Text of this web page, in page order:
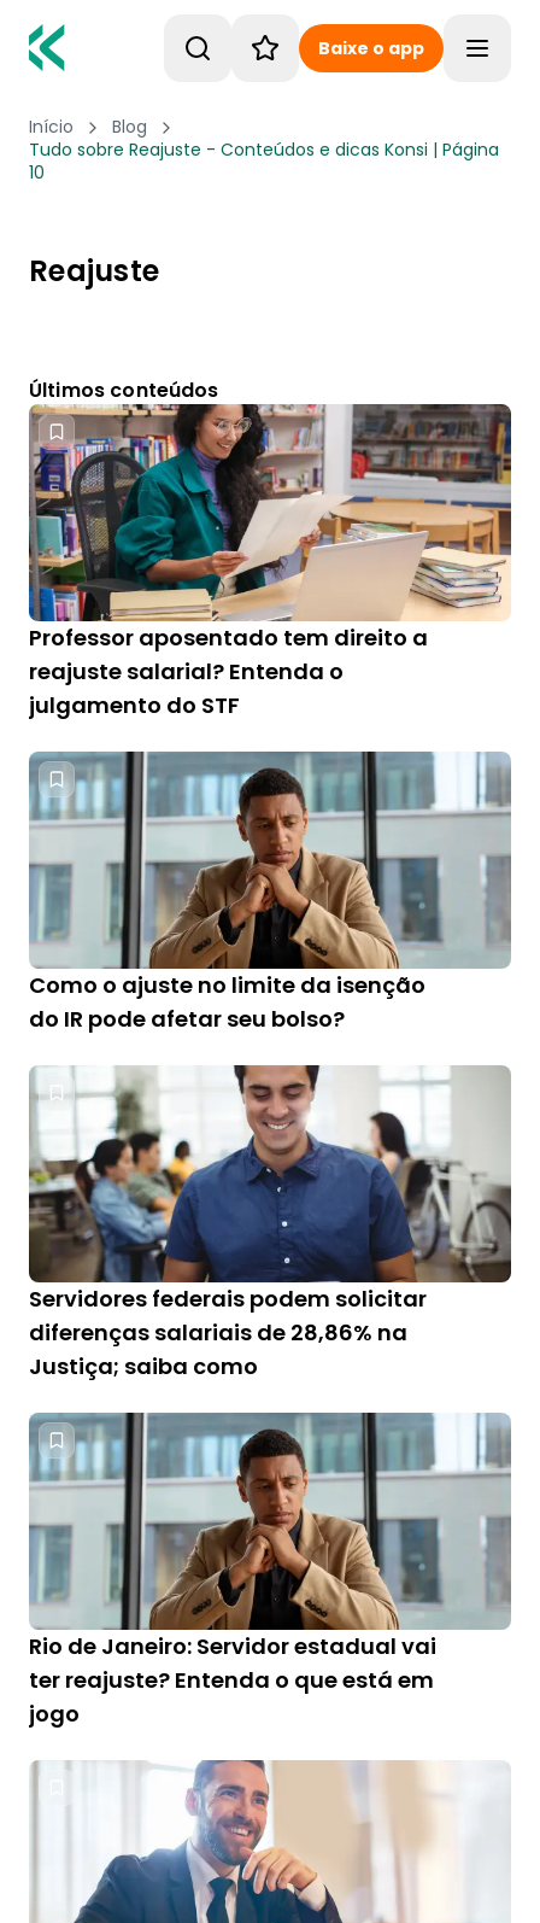
Baixe o app
Início
Blog
Tudo sobre Reajuste - Conteúdos e dicas Konsi | Página
10
Reajuste
Últimos conteúdos
Professor aposentado tem direito a
reajuste salarial? Entenda o
julgamento do STF
Como o ajuste no limite da isenção
do IR pode afetar seu bolso?
Servidores federais podem solicitar
diferenças salariais de 28,86% na
Justiça; saiba como
Rio de Janeiro: Servidor estadual vai
ter reajuste? Entenda o que está em
jogo